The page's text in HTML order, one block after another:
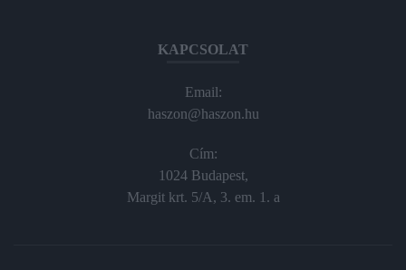
KAPCSOLAT
Email:
haszon@haszon.hu
Cím:
1024 Budapest,
Margit krt. 5/A, 3. em. 1. a